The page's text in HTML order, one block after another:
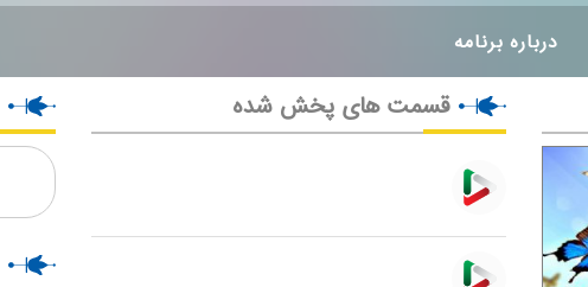
درباره برنامه
قسمت های پخش شده